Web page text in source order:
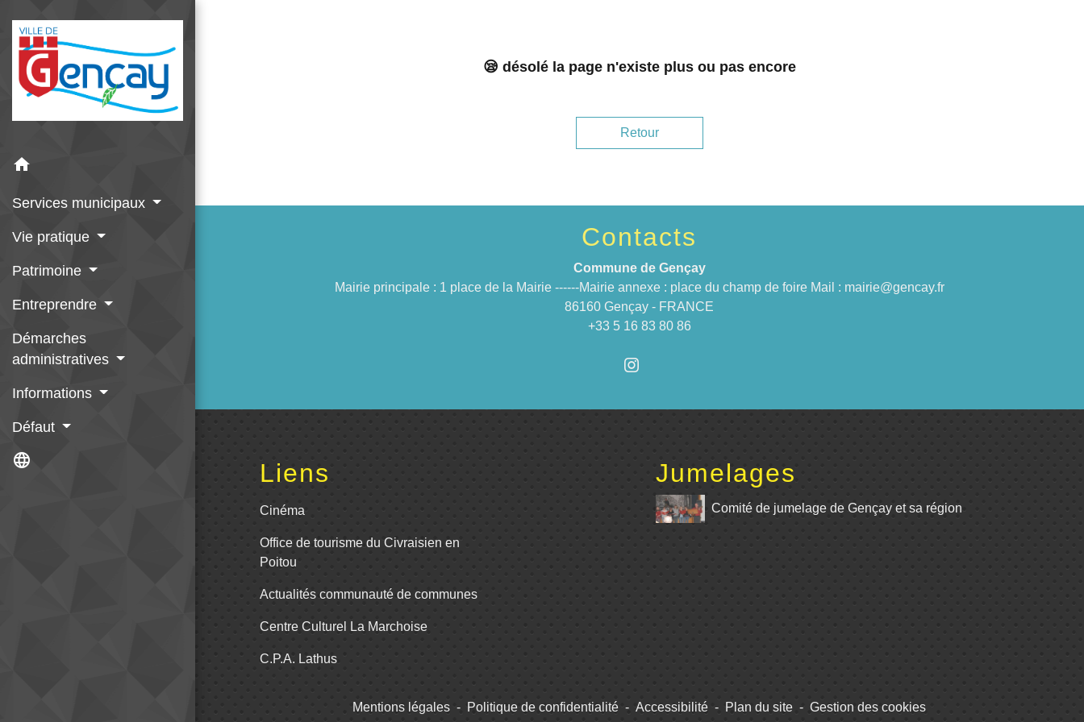
home
Services municipaux
Vie pratique
Patrimoine
Entreprendre
Démarches
administratives
Informations
Défaut
language
😪 désolé la page n'existe plus ou pas encore
Retour
Contacts
Commune de Gençay
Mairie principale : 1 place de la Mairie ------Mairie annexe : place du champ de foire Mail : mairie@gencay.fr
86160 Gençay - FRANCE
+33 5 16 83 80 86
Liens
Cinéma
Office de tourisme du Civraisien en
Poitou
Actualités communauté de communes
Centre Culturel La Marchoise
C.P.A. Lathus
Jumelages
Comité de jumelage de Gençay et sa région
Mentions légales - Politique de confidentialité - Accessibilité - Plan du site - Gestion des cookies